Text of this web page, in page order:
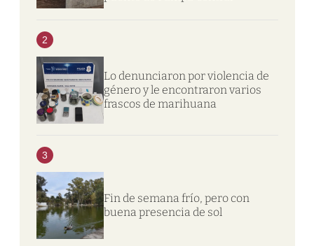
2
Lo denunciaron por violencia de
género y le encontraron varios
frascos de marihuana
3
Fin de semana frío, pero con
buena presencia de sol